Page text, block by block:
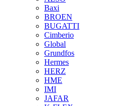
Baxi
BROEN
BUGATTI
Cimberio
Global
Grundfos
Hermes
HERZ
HME
IMI
JAFAR